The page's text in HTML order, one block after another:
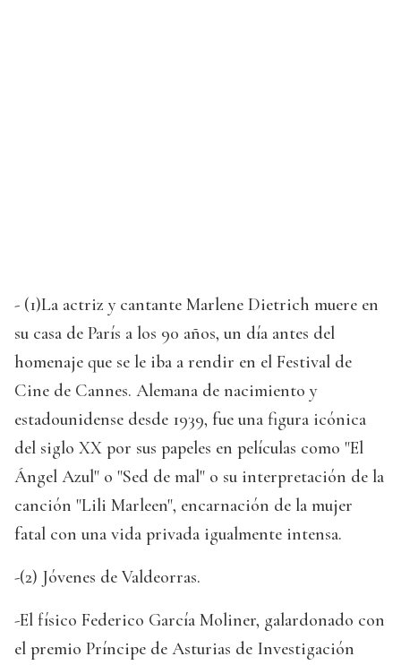
- (1)La actriz y cantante Marlene Dietrich muere en
su casa de París a los 90 años, un día antes del
homenaje que se le iba a rendir en el Festival de
Cine de Cannes. Alemana de nacimiento y
estadounidense desde 1939, fue una figura icónica
del siglo XX por sus papeles en películas como "El
Ángel Azul" o "Sed de mal" o su interpretación de la
canción "Lili Marleen", encarnación de la mujer
fatal con una vida privada igualmente intensa.
-(2) Jóvenes de Valdeorras.
-El físico Federico García Moliner, galardonado con
el premio Príncipe de Asturias de Investigación